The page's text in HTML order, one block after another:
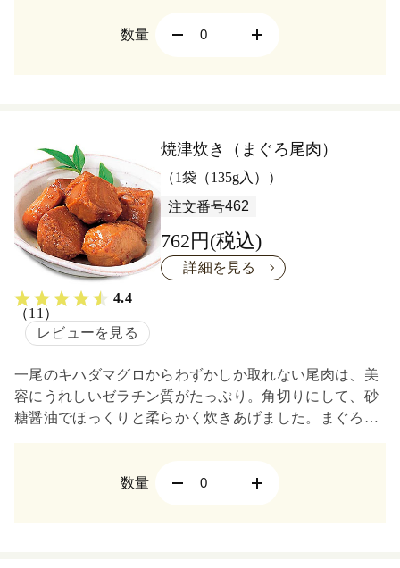
数量
4.4
（11）
レビューを見る
焼津炊き（まぐろ尾肉）
（1袋（135g入））
注文番号462
762円(税込)
詳細を見る
一尾のキハダマグロからわずかしか取れない尾肉は、美
容にうれしいゼラチン質がたっぷり。角切りにして、砂
糖醤油でほっくりと柔らかく炊きあげました。まぐろの
数量